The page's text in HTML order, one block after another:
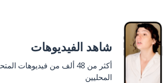
شاهد الفيديوهات
أكثر من 48 ألف من فيديوهات
المحليين